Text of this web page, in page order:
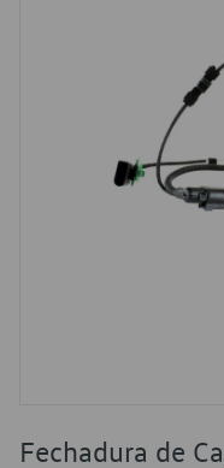
Fechadura de